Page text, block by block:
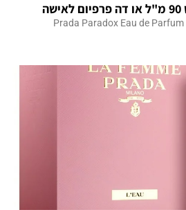
Prada Paradox Eau de